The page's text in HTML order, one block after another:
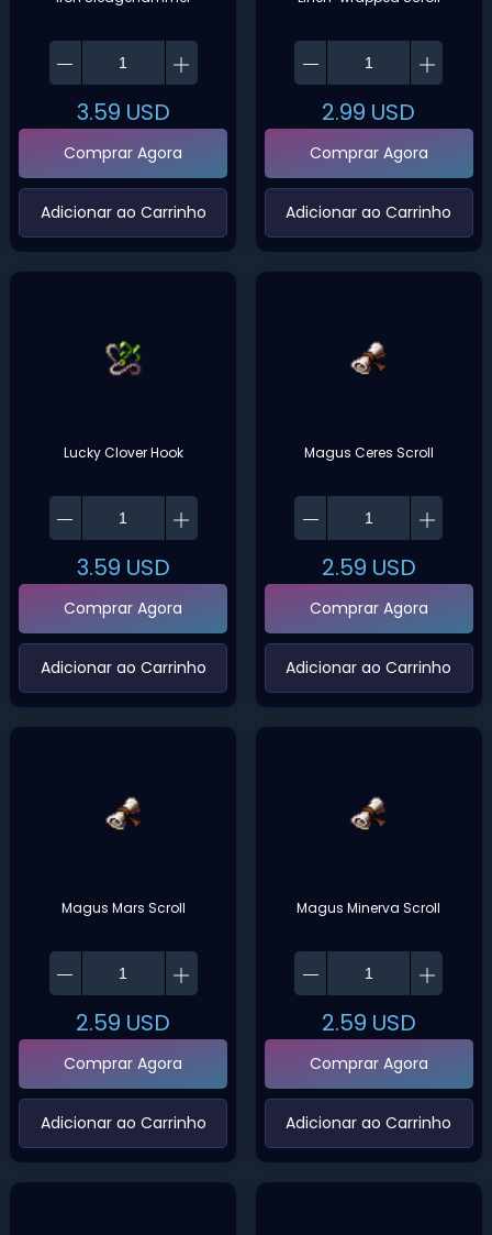
3.59 USD
Comprar Agora
‌Adicionar ao Carrinho‌
2.99 USD
Comprar Agora
‌Adicionar ao Carrinho‌
Lucky Clover Hook
3.59 USD
Comprar Agora
‌Adicionar ao Carrinho‌
Magus Ceres Scroll
2.59 USD
Comprar Agora
‌Adicionar ao Carrinho‌
Magus Mars Scroll
2.59 USD
Comprar Agora
‌Adicionar ao Carrinho‌
Magus Minerva Scroll
2.59 USD
Comprar Agora
‌Adicionar ao Carrinho‌